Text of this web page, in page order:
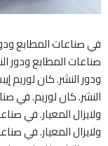
في صناعات المطابع
صناعات المطابع ودور
ودور النشر. كان لوريم
النشر. كان لوريم. في
ولايزال المعيار. في
ولايزال المعيار. في